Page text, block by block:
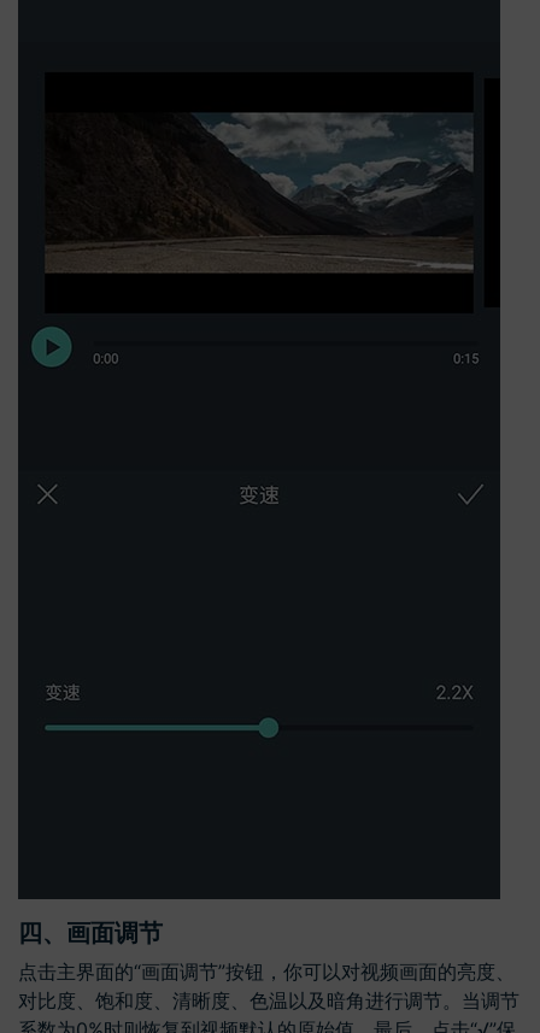
四、画面调节
点击主界面的“画面调节”按钮，你可以对视频画面的亮度、
对比度、饱和度、清晰度、色温以及暗角进行调节。当调节